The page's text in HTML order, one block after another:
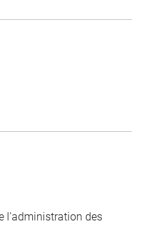
l'administration des